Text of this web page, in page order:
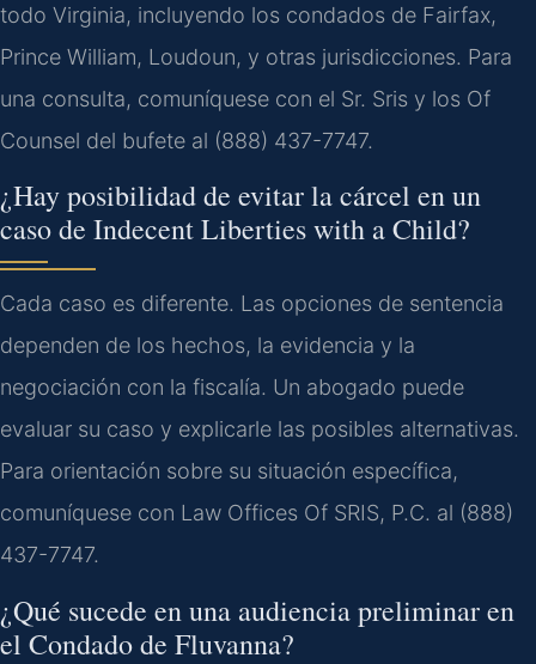
todo Virginia, incluyendo los condados de Fairfax,
Prince William, Loudoun, y otras jurisdicciones. Para
una consulta, comuníquese con el Sr. Sris y los Of
Counsel del bufete al (888) 437-7747.
¿Hay posibilidad de evitar la cárcel en un
caso de Indecent Liberties with a Child?
Cada caso es diferente. Las opciones de sentencia
dependen de los hechos, la evidencia y la
negociación con la fiscalía. Un abogado puede
evaluar su caso y explicarle las posibles alternativas.
Para orientación sobre su situación específica,
comuníquese con Law Offices Of SRIS, P.C. al (888)
437-7747.
¿Qué sucede en una audiencia preliminar en
el Condado de Fluvanna?